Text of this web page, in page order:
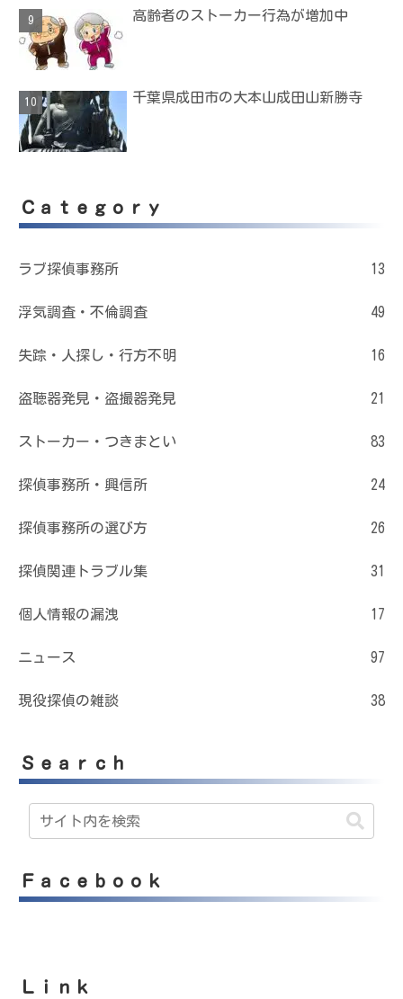
高齢者のストーカー行為が増加中
千葉県成田市の大本山成田山新勝寺
Ｃａｔｅｇｏｒｙ
ラブ探偵事務所 13
浮気調査・不倫調査 49
失踪・人探し・行方不明 16
盗聴器発見・盗撮器発見 21
ストーカー・つきまとい 83
探偵事務所・興信所 24
探偵事務所の選び方 26
探偵関連トラブル集 31
個人情報の漏洩 17
ニュース 97
現役探偵の雑談 38
Ｓｅａｒｃｈ
Ｆａｃｅｂｏｏｋ
Ｌｉｎｋ